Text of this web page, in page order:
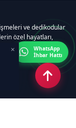
×
ve dedikodular
özel hayatları,
resmi ilanlar, e-
WhatsApp
İhbar Hattı